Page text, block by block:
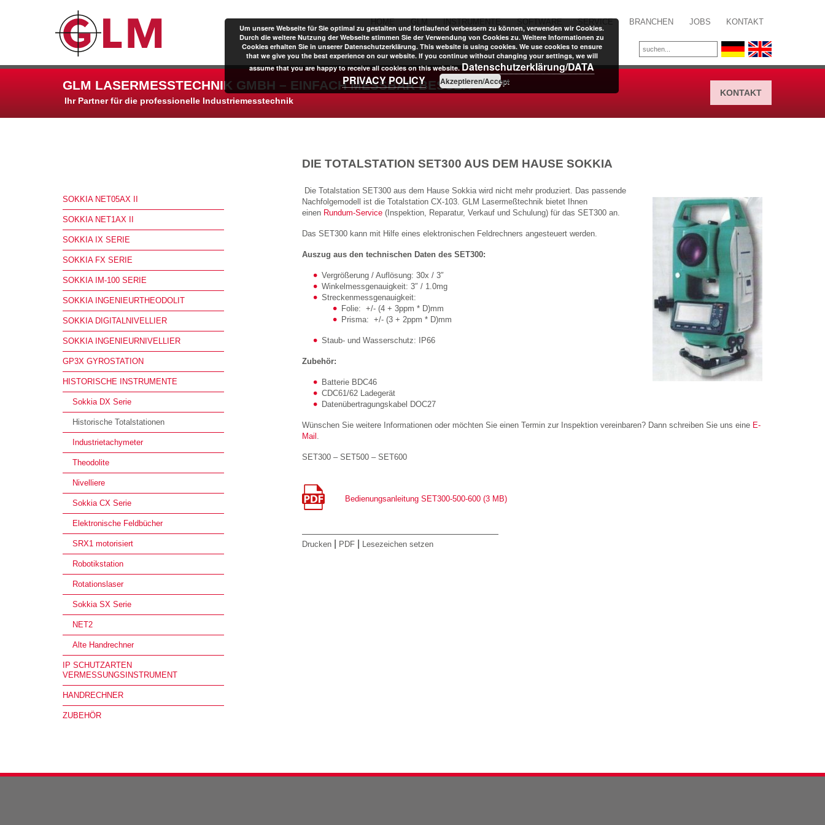
BRANCHEN JOBS KONTAKT
GLM LASERMESSTECHNIK GMBH – EINFACH MESSBAR BESSER
Ihr Partner für die professionelle Industriemesstechnik
KONTAKT
SOKKIA NET05AX II
SOKKIA NET1AX II
SOKKIA IX SERIE
SOKKIA FX SERIE
SOKKIA IM-100 SERIE
SOKKIA INGENIEURTHEODOLIT
SOKKIA DIGITALNIVELLIER
SOKKIA INGENIEURNIVELLIER
GP3X GYROSTATION
HISTORISCHE INSTRUMENTE
Sokkia DX Serie
Historische Totalstationen
Industrietachymeter
Theodolite
Nivelliere
Sokkia CX Serie
Elektronische Feldbücher
SRX1 motorisiert
Robotikstation
Rotationslaser
Sokkia SX Serie
NET2
Alte Handrechner
IP SCHUTZARTEN
VERMESSUNGSINSTRUMENT
HANDRECHNER
ZUBEHÖR
DIE TOTALSTATION SET300 AUS DEM HAUSE SOKKIA
Die Totalstation SET300 aus dem Hause Sokkia wird nicht mehr produziert. Das passende
Nachfolgemodell ist die Totalstation CX-103. GLM Lasermeßtechnik bietet Ihnen
einen Rundum-Service (Inspektion, Reparatur, Verkauf und Schulung) für das SET300 an.
Das SET300 kann mit Hilfe eines elektronischen Feldrechners angesteuert werden.
Auszug aus den technischen Daten des SET300:
Vergrößerung / Auflösung: 30x / 3″
Winkelmessgenauigkeit: 3″ / 1.0mg
Streckenmessgenauigkeit:
Folie: +/- (4 + 3ppm * D)mm
Prisma: +/- (3 + 2ppm * D)mm
Staub- und Wasserschutz: IP66
Zubehör:
Batterie BDC46
CDC61/62 Ladegerät
Datenübertragungskabel DOC27
Wünschen Sie weitere Informationen oder möchten Sie einen Termin zur Inspektion vereinbaren? Dann schreiben Sie uns eine E-
Mail .
SET300 – SET500 – SET600
Bedienungsanleitung SET300-500-600 (3 MB)
Drucken PDF Lesezeichen setzen
Um unsere Webseite für Sie optimal zu gestalten und fortlaufend verbessern zu können, verwenden wir Cookies.
Durch die weitere Nutzung der Webseite stimmen Sie der Verwendung von Cookies zu. Weitere Informationen zu
Cookies erhalten Sie in unserer Datenschutzerklärung. This website is using cookies. We use cookies to ensure
that we give you the best experience on our website. If you continue without changing your settings, we will
assume that you are happy to receive all cookies on this website.Datenschutzerklärung/DATA
PRIVACY POLICY
Akzeptieren/Accept